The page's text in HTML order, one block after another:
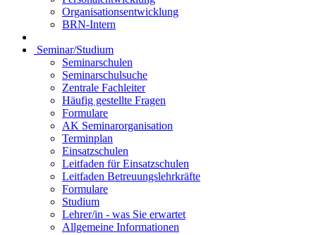
Organisationsentwicklung
BRN-Intern
Seminar/Studium
Seminarschulen
Seminarschulsuche
Zentrale Fachleiter
Häufig gestellte Fragen
Formulare
AK Seminarorganisation
Terminplan
Einsatzschulen
Leitfaden für Einsatzschulen
Leitfaden Betreuungslehrkräfte
Formulare
Studium
Lehrer/in - was Sie erwartet
Allgemeine Informationen